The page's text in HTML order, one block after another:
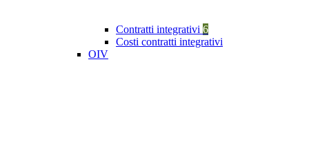
Contratti integrativi 6
Costi contratti integrativi
OIV